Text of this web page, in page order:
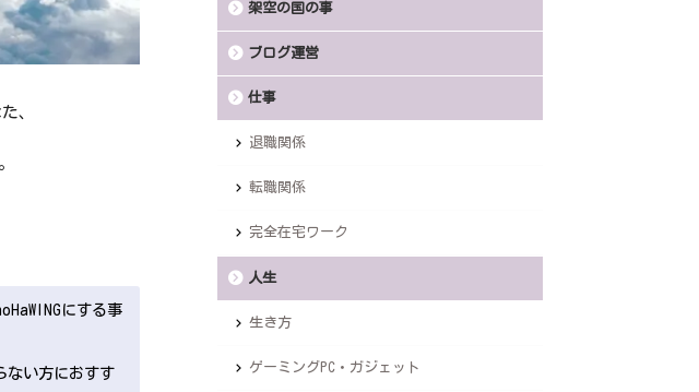
、
にする事
ない方におすす
架空の国の事
ブログ運営
仕事
退職関係
転職関係
完全在宅ワーク
人生
生き方
ゲーミングPC・ガジェット